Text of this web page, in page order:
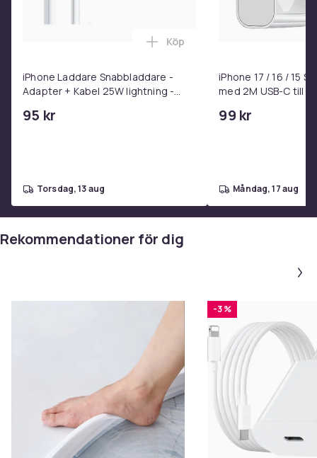
df7b1356-ddcd-5c7d-a244-90a0a469d9be
iPhone Laddare Snabbladdare -
Adapter + Kabel 25W lightning -
95 kr
Lägg till iPhone Laddare
Köp
torsdag, 13 aug
iPhone 17 / 16 / 15
med 2M USB-C till
99 kr
måndag, 17 aug
Rekommendationer för dig
-3 %